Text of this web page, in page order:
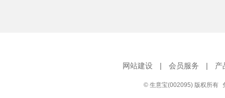
网站建设 | 会员服务 | 产
© 生意宝(002095) 版权所有